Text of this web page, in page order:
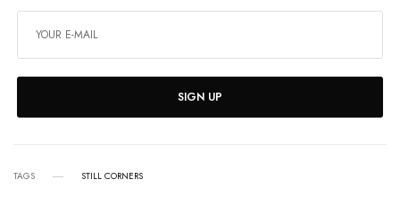
SIGN UP
TAGS STILL CORNERS